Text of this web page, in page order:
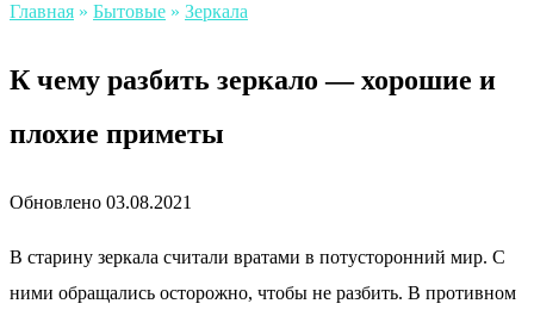
Главная » Бытовые » Зеркала
К чему разбить зеркало — хорошие и
плохие приметы
Обновлено 03.08.2021
В старину зеркала считали вратами в потусторонний мир. С
ними обращались осторожно, чтобы не разбить. В противном